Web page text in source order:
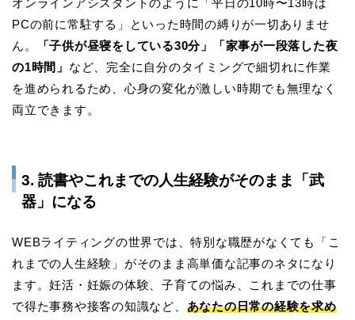
PCの前に常駐する」といった時間の縛りが一切ありませ
ん。
「子供が昼寝をしている30分」「家事が一段落した夜
の1時間」 など、完全に自分のタイミングで細切れに作業
を進められるため、心身の変化が激しい時期でも無理なく
両立できます。
3. 読書やこれまでの人生経験がそのまま「武
器」になる
WEBライティングの世界では、特別な職歴がなくても「こ
れまでの人生経験」がそのまま高単価な記事のネタになり
ます。妊活・妊娠の体験、子育ての悩み、これまでの仕事
で得た事務や接客の知識など、 あなたの日常の経験を求め